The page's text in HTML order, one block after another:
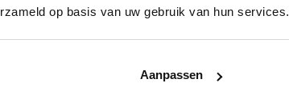
op basis van uw gebruik van hun services.
Aanpassen
ontwikkelplan op.